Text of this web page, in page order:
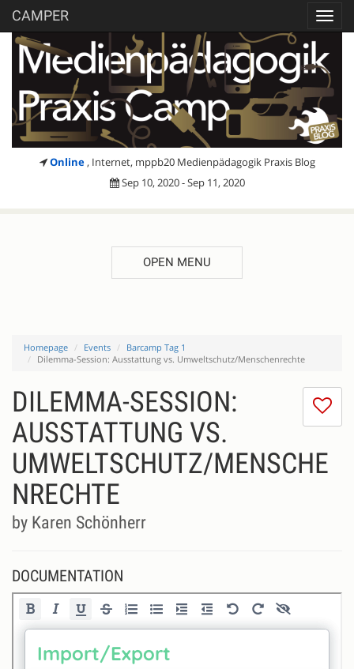
CAMPER
Online , Internet, mppb20 Medienpädagogik Praxis Blog
Sep 10, 2020 - Sep 11, 2020
OPEN MENU
Homepage Events
Barcamp Tag 1
Dilemma-Session: Ausstattung vs. Umweltschutz/Menschenrechte
I
DILEMMA-SESSION:
AUSSTATTUNG VS.
UMWELTSCHUTZ/MENSCHE
NRECHTE
by Karen Schönherr
DOCUMENTATION